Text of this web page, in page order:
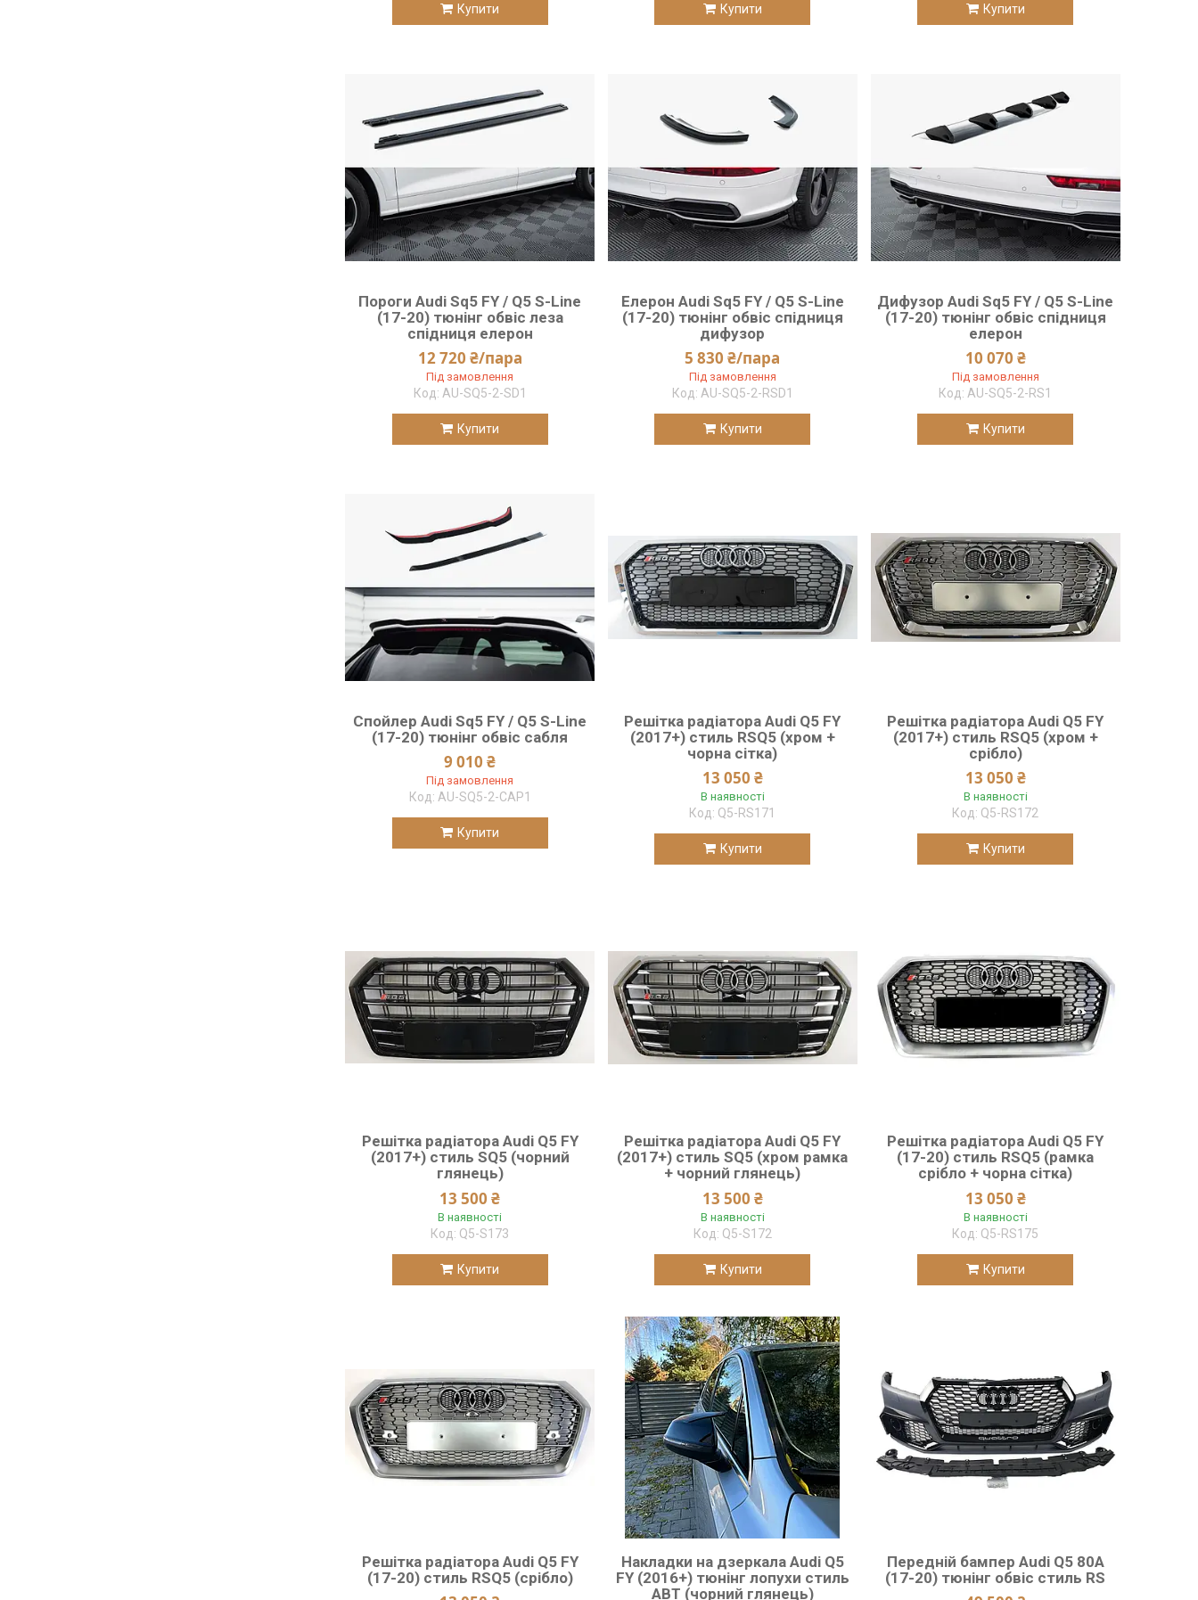
Купити Купити Купити
Пороги Audi Sq5 FY / Q5 S-Line
(17-20) тюнінг обвіс леза
спідниця елерон
12 720 ₴/пара
Під замовлення
AU-SQ5-2-SD1
Купити
Елерон Audi Sq5 FY / Q5 S-Line
(17-20) тюнінг обвіс спідниця
дифузор
5 830 ₴/пара
Під замовлення
AU-SQ5-2-RSD1
Купити
Дифузор Audi Sq5 FY / Q5 S-Line
(17-20) тюнінг обвіс спідниця
елерон
10 070 ₴
Під замовлення
AU-SQ5-2-RS1
Купити
Спойлер Audi Sq5 FY / Q5 S-Line
(17-20) тюнінг обвіс сабля
9 010 ₴
Під замовлення
AU-SQ5-2-CAP1
Купити
Решітка радіатора Audi Q5 FY
(2017+) стиль RSQ5 (хром +
чорна сітка)
13 050 ₴
В наявності
Q5-RS171
Купити
Решітка радіатора Audi Q5 FY
(2017+) стиль RSQ5 (хром +
срібло)
13 050 ₴
В наявності
Q5-RS172
Купити
Решітка радіатора Audi Q5 FY
(2017+) стиль SQ5 (чорний
глянець)
13 500 ₴
В наявності
Q5-S173
Купити
Решітка радіатора Audi Q5 FY
(2017+) стиль SQ5 (хром рамка
+ чорний глянець)
13 500 ₴
В наявності
Q5-S172
Купити
Решітка радіатора Audi Q5 FY
(17-20) стиль RSQ5 (рамка
срібло + чорна сітка)
13 050 ₴
В наявності
Q5-RS175
Купити
Решітка радіатора Audi Q5 FY
(17-20) стиль RSQ5 (срібло)
Накладки на дзеркала Audi Q5
FY (2016+) тюнінг лопухи стиль
ABT (чорний глянець)
Передній бампер Audi Q5 80A
(17-20) тюнінг обвіс стиль RS